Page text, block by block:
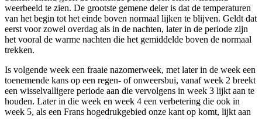
weerbeeld te zien. De grootste gemene deler is dat de temperaturen
van het begin tot het einde boven normaal lijken te blijven. Geldt dat
eerst voor zowel overdag als in de nachten, later in de periode zijn
het vooral de warme nachten die het gemiddelde boven de normaal
trekken.
Is volgende week een fraaie nazomerweek, met later in de week een
toenemende kans op een regen- of onweersbui, vanaf week 2 breekt
een wisselvalligere periode aan die vervolgens in week 3 lijkt aan te
houden. Later in die week en week 4 een verbetering die ook in
week 5, als een Frans hogedrukgebied onze kant op komt, lijkt aan